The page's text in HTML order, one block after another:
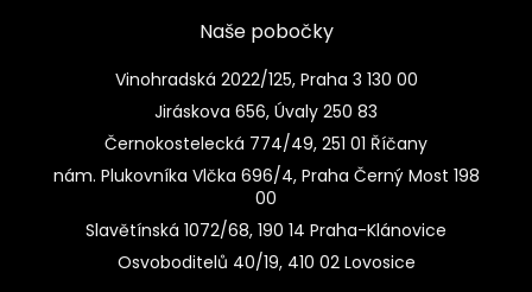
Naše pobočky
Vinohradská 2022/125, Praha 3 130 00
Jiráskova 656, Úvaly 250 83
Černokostelecká 774/49, 251 01 Říčany
nám. Plukovníka Vlčka 696/4, Praha Černý Most 198
00
Slavětínská 1072/68, 190 14 Praha-Klánovice
Osvoboditelů 40/19, 410 02 Lovosice